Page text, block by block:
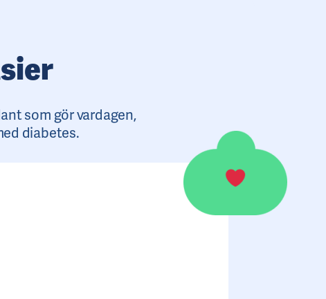
som gör vardagen,
diabetes.